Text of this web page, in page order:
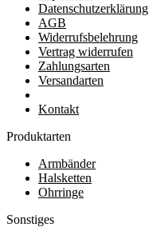
Datenschutzerklärung
AGB
Widerrufsbelehrung
Vertrag widerrufen
Zahlungsarten
Versandarten
Kontakt
Produktarten
Armbänder
Halsketten
Ohrringe
Sonstiges